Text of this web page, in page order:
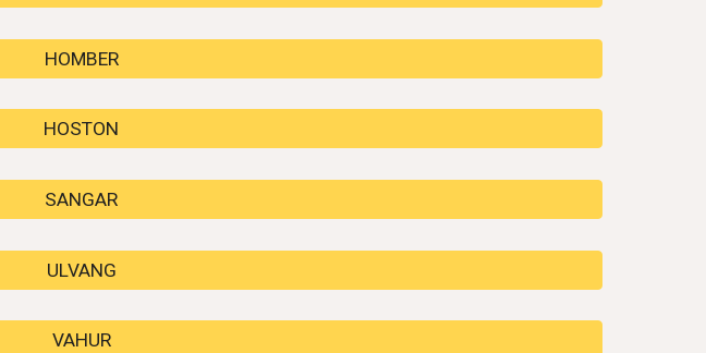
HOMBER
HOSTON
SANGAR
ULVANG
VAHUR